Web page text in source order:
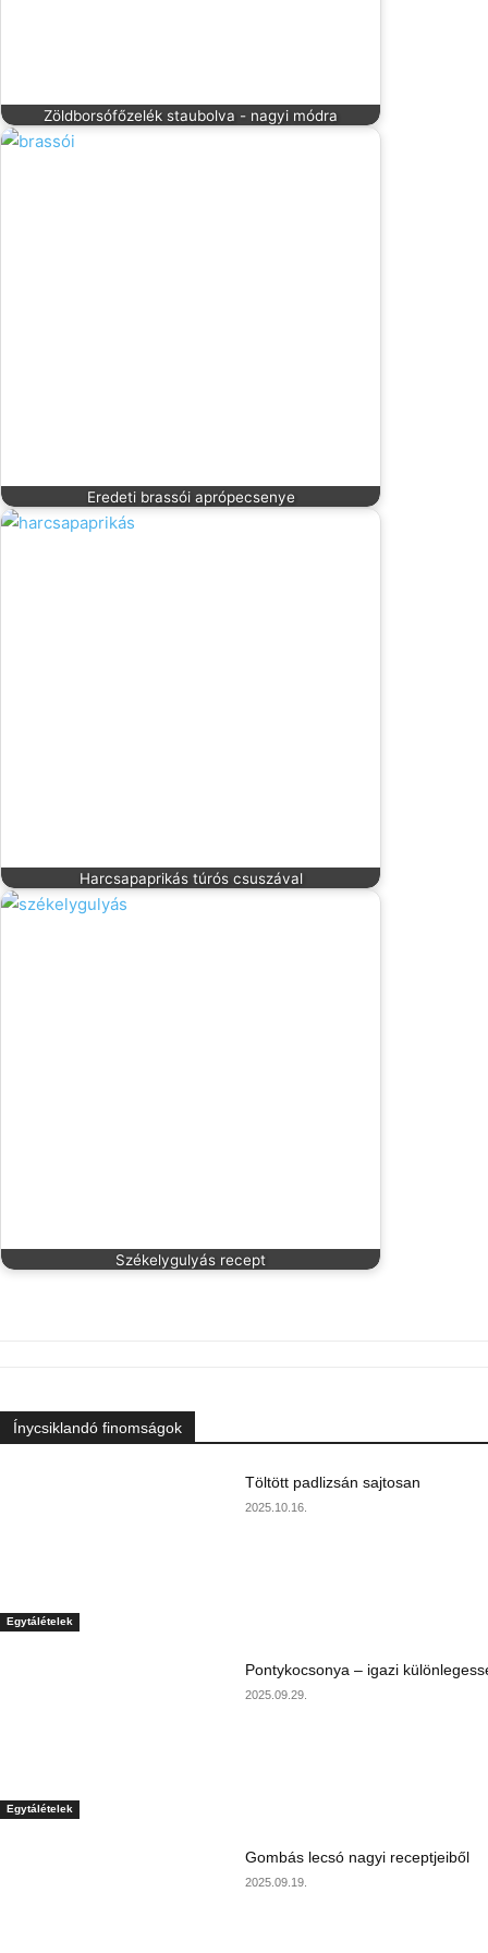
Zöldborsófőzelék staubolva - nagyi módra
Eredeti brassói aprópecsenye
Harcsapaprikás túrós csuszával
Székelygulyás recept
Ínycsiklandó finomságok
Egytálételek
Töltött padlizsán sajtosan
2025.10.16.
Egytálételek
Pontykocsonya – igazi
2025.09.29.
Gombás lecsó nagyi receptjeiből
2025.09.19.